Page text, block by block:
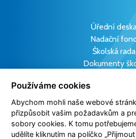
Úřední
Nadační fond
Školská rada
Dokumenty
Prohlášení o
Školní YouTube
Používáme cookies
Abychom mohli naše webové
přizpůsobit vašim požadavkům a
sobory cookies. K tomu
udělíte kliknutím na políčko „Přijmout